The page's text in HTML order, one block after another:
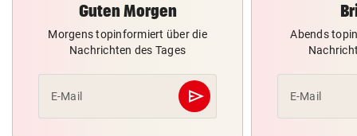
Guten Morgen
Morgens topinformiert über die
Nachrichten des Tages
E-Mail send
Abschicken
Abends
E-Mail